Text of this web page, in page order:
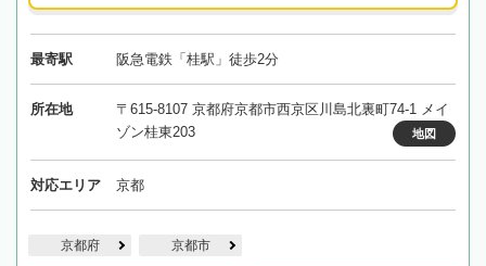
最寄駅 阪急電鉄「桂駅」徒歩2分
所在地
〒615-8107 京都府京都市西京区川島北裏町74-1 メイ
ゾン桂東203
地図
対応エリア 京都
京都府 京都市